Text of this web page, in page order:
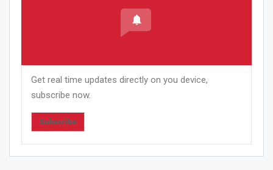
Get real time updates directly on you device,
subscribe now.
Subscribe